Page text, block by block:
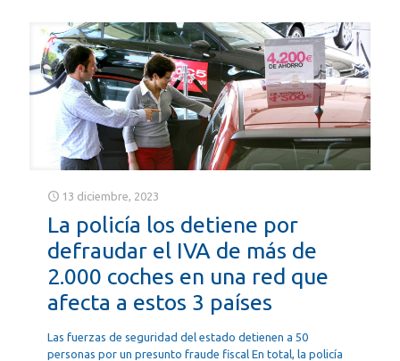
13 diciembre, 2023
La policía los detiene por
defraudar el IVA de más de
2.000 coches en una red que
afecta a estos 3 países
Las fuerzas de seguridad del estado detienen a 50
personas por un presunto fraude fiscal En total, la policía